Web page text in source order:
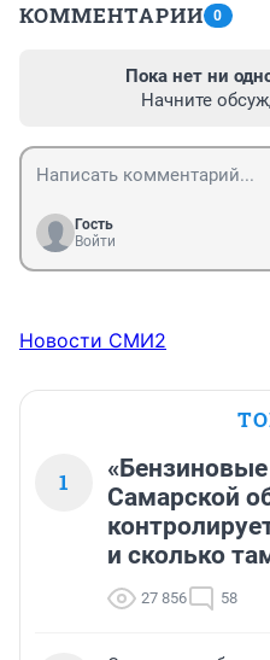
КОММЕНТАРИИ 0
Пока нет ни
Начните
Гость
Войти
Новости СМИ2
1
Самарской
и сколько
27 856 58